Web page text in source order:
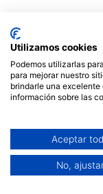
tomas.
12,00€
AÑADIR
Utilizamos cookies
Podemos utilizarlas
para mejorar nuestro
brindarle una
información sobre las
Aceptar
No,